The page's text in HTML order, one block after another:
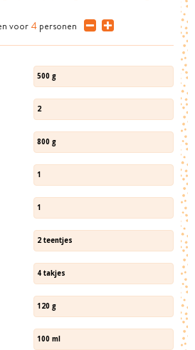
voor 4 personen
500 g
2
800 g
1
1
2 teentjes
4 takjes
120 g
100 ml